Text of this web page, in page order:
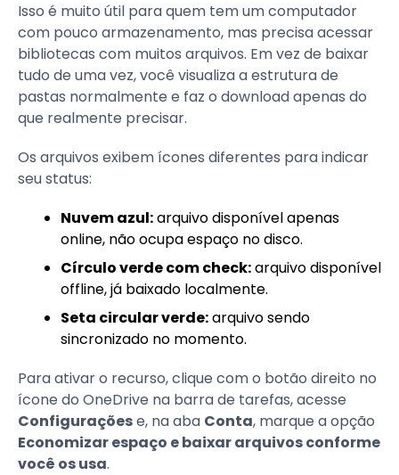
Isso é muito útil para quem tem um computador
com pouco armazenamento, mas precisa acessar
bibliotecas com muitos arquivos. Em vez de baixar
tudo de uma vez, você visualiza a estrutura de
pastas normalmente e faz o download apenas do
que realmente precisar.
Os arquivos exibem ícones diferentes para indicar
seu status:
Nuvem azul:arquivo disponível apenas
online, não ocupa espaço no disco.
Círculo verde com check:arquivo disponível
offline, já baixado localmente.
Seta circular verde:arquivo sendo
sincronizado no momento.
Para ativar o recurso, clique com o botão direito no
ícone do OneDrive na barra de tarefas, acesse
Configuraçõese, na aba Conta, marque a opção
Economizar espaço e baixar arquivos conforme
você os usa.